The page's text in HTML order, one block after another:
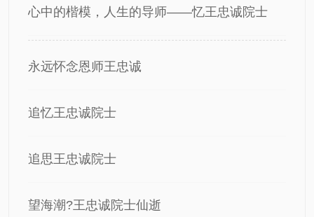
心中的楷模，人生的导师——忆王忠诚院士
永远怀念恩师王忠诚
追忆王忠诚院士
追思王忠诚院士
望海潮?王忠诚院士仙逝